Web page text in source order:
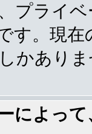
プライ
す。現
かあり
によっ